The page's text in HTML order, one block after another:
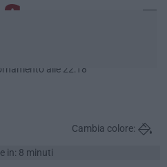
alle 22:18
in: 8 minuti
Cambia colore: